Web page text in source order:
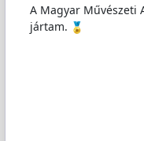
A Magyar Művészeti
jártam.